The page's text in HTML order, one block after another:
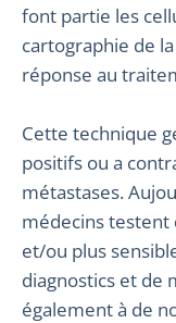
font partie les
cartographie de
réponse au
Cette technique
positifs ou a
métastases.
médecins testent
et/ou plus
diagnostics et de
également à de